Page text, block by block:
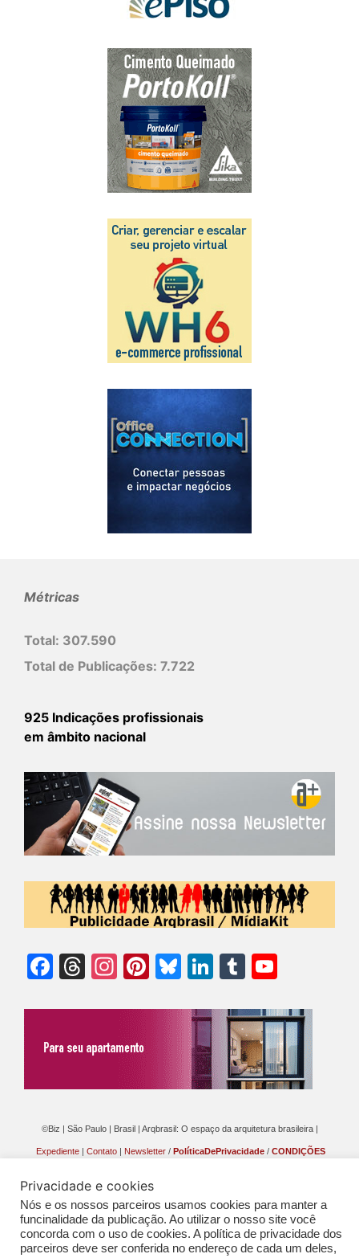
Métricas
Total: 307.590
Total de Publicações: 7.722
925 Indicações profissionais
em âmbito nacional
Facebook
Threads
Instagram
Pinterest
Bluesky
LinkedIn
Tumblr
©Biz | São Paulo | Brasil | Arqbrasil: O espaço da arquitetura brasileira |
Expediente | Contato | Newsletter / PolíticaDePrivacidade / CONDIÇÕES
Privacidade e cookies
Nós e os nossos parceiros usamos cookies para manter a
funcinalidade da publicação. Ao utilizar o nosso site você
concorda com o uso de cookies. A política de privacidade dos
parceiros deve ser conferida no endereço de cada um deles,